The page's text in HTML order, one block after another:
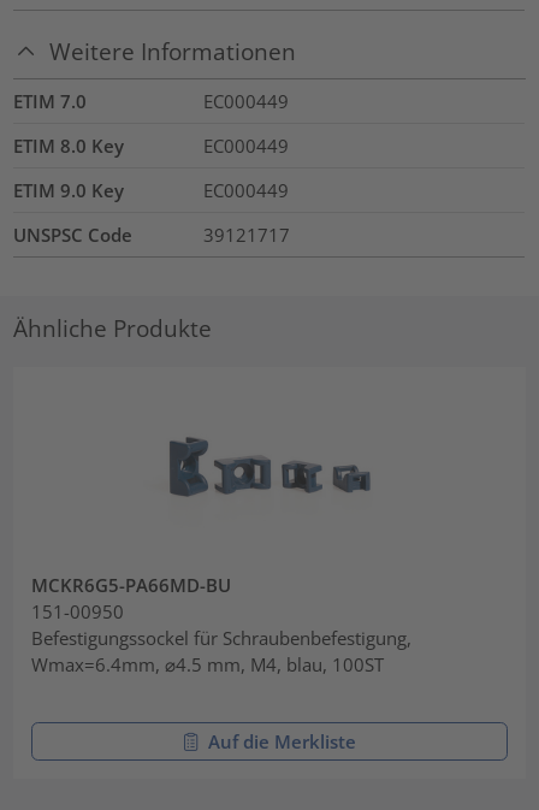
Weitere Informationen
ETIM 7.0
EC000449
ETIM 8.0 Key
EC000449
ETIM 9.0 Key
EC000449
UNSPSC Code
39121717
Ähnliche Produkte
MCKR6G5-PA66MD-BU
151-00950
Befestigungssockel für Schraubenbefestigung,
Wmax=6.4mm, ⌀4.5 mm, M4, blau, 100ST
Auf die Merkliste